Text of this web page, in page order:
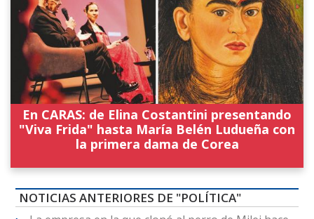
En CARAS: de Elina Costantini presentando
"Viva Frida" hasta María Belén Ludueña con
la primera dama de Corea
NOTICIAS ANTERIORES DE "POLÍTICA"